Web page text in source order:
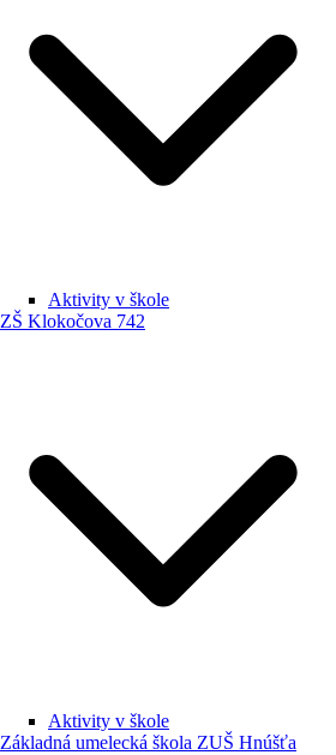
Aktivity v škole
ZŠ Klokočova 742
Aktivity v škole
Základná umelecká škola ZUŠ Hnúšťa